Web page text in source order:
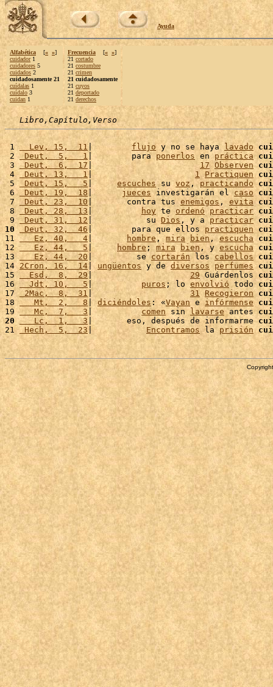
Ayuda
Alfabética [« »]
cuidador1
cuidadores 5
cuidados 2
cuidadosamente 21
cuídalas 1
cuídalo 3
cuidan 1
Frecuencia [« »]
21 cortado
21 costumbre
21 crimen
21 cuidadosamente
21 cuyos
21 deportado
21 derechos
Libro,Capítulo,Verso
1
  Lev, 15,  11
| flujo y no se haya lavado
2 Deut,  5,   1 |        para ponerlos en práctica
3 Deut,  6,  17 | 17 Observen
4
Deut, 13,   1| 1 Practiquen
5
Deut, 15,   5 | escuches su voz, practicando
6
Deut, 19,  18 | jueces investigarán el caso
7 Deut, 23,  10 |       contra tus enemigos , evita
8
Deut, 28,  13 | hoy te ordenó practicar
9 Deut, 31,  12 |           su Dios , y a practicar
10
Deut, 32,  46|        para que ellos practiquen
11
   Ez, 40,   4
| hombre , mira bien, escucha
12
   Ez, 44,   5
| hombre ; mira bien, y escucha
13
   Ez, 44,  20
|         se cortarán los cabellos
14 2Cron, 16,  14| ungüentos y de diversos perfumes
15
  Esd,  8,  29
| 29 Guárdenlos
16
  Jdt, 10,   5
| puros; lo envolvió todo
17 2Mac,  8,  31 | 31 Recogieron
18
   Mt,  2,   8
| diciéndoles : «Vayan e infórmense
19
   Mc,  7,   3
| comen sin lavarse antes
20
   Lc,  1,   3
|       eso, después de informarme
21
Hech,  5,  23| Encontramos la prisión